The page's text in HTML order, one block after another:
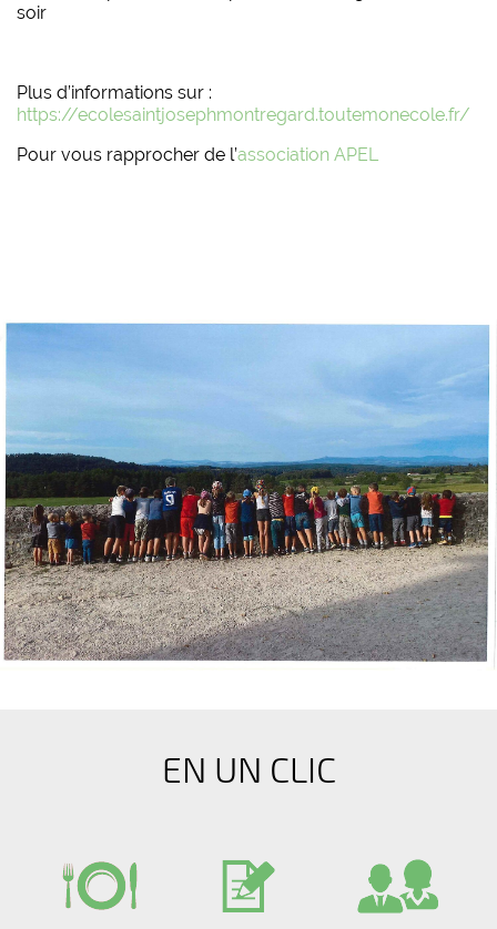
soir
Plus d’informations sur :
https://ecolesaintjosephmontregard.toutemonecole.fr/
Pour vous rapprocher de l’association APEL
EN UN CLIC